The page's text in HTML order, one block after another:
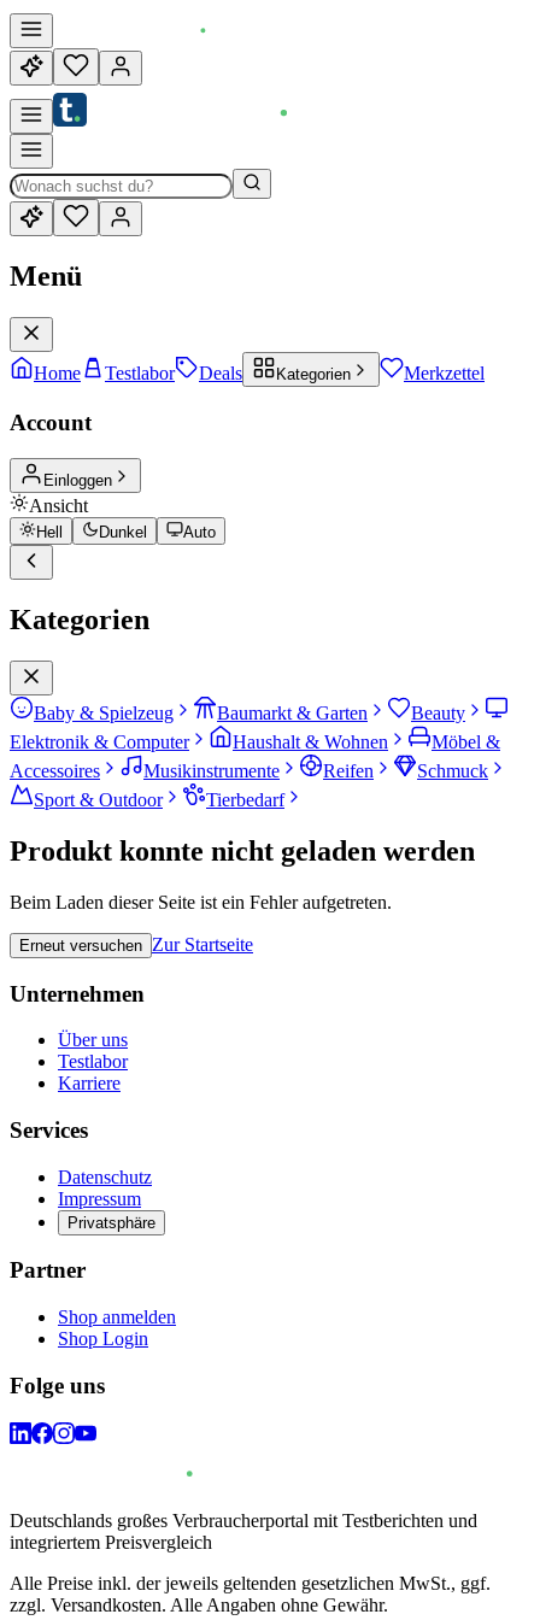
Menü
Home Testlabor Deals Kategorien Merkzettel
Account
Einloggen
Ansicht
Hell Dunkel Auto
Kategorien
Baby & Spielzeug Baumarkt & Garten
Beauty
Elektronik & Computer
Haushalt & Wohnen
Möbel &
Accessoires
Musikinstrumente Reifen
Schmuck
Sport & Outdoor
Tierbedarf
Produkt konnte nicht geladen werden
Beim Laden dieser Seite ist ein Fehler aufgetreten.
Erneut versuchen Zur Startseite
Unternehmen
Über uns
Testlabor
Karriere
Services
Datenschutz
Impressum
Privatsphäre
Partner
Shop anmelden
Shop Login
Folge uns
Deutschlands großes Verbraucherportal mit Testberichten und
integriertem Preisvergleich
Alle Preise inkl. der jeweils geltenden gesetzlichen MwSt., ggf.
zzgl. Versandkosten. Alle Angaben ohne Gewähr.